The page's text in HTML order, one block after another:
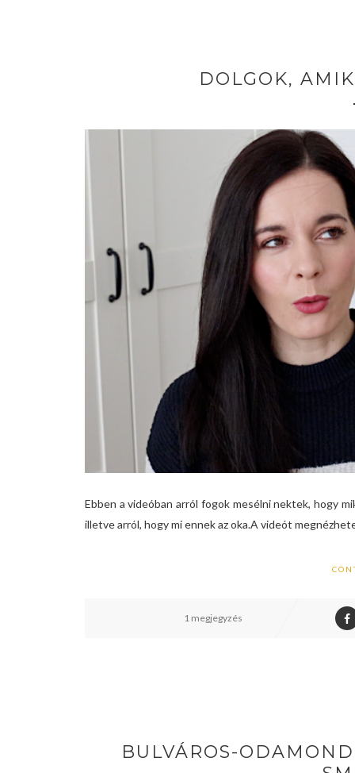
DOLGOK,
Ebben a videóban arról fogok mesélni nektek, hogy
illetve arról, hogy mi ennek az oka.A videót
1 megjegyzés
BULVÁROS-